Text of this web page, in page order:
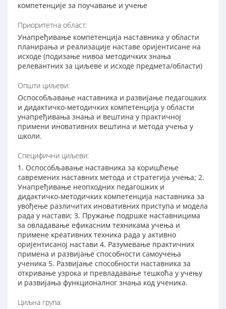
компетенције за поучавање и учење
Приоритетна област:
Унапређивање компетенција наставника у области
планирања и реализације наставе оријентисане на
исходе (подизање нивоа методичких знања
релевантних за циљеве и исходе предмета/области)
Општи циљеви:
Оспособљавање наставника и развијање педагошких
и дидактичко-методичких компетенција у области
унапређивања знања и вештина у практичној
примени иновативних вештина и метода учења у
школи.
Специфични циљеви:
1. Оспособљавање наставника за коришћење
савремених наставних метода и стратегија учења; 2.
Унапређивање неопходних педагошких и
дидактичко-методичких компетенција наставника за
увођење различитих иновативних приступа и модела
рада у настави; 3. Пружање подршке наставницима
за овладавање ефикасним техникама учења и
примене креативних техника рада у активно
оријентисаној настави 4. Разумевање практичних
примена и развијање способности самоучења
ученика 5. Развијање способности наставника за
откривање узрока и превладавање тешкоћа у учењу
и развијања функционалног знања код ученика.
Циљна група: